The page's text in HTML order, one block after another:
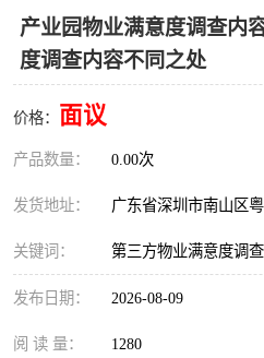
产业园物业满意度调查内
度调查内容不同之处
价格： 面议
产品数量： 0.00次
发货地址： 广东省深圳市南山区
关键词： 第三方物业满意度调查
发布日期： 2026-08-09
阅 读 量： 1280